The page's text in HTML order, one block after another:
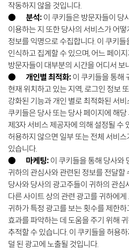
작동하지 않을 것입니다.
● 분석:이 쿠키들은 방문자들이 당
이용하는 지 또한 당사의 서비스가 어
정보를 익명으로 수집합니다. 이 쿠키
인식하고 집계할 수 있으며, 어느 페이
방문자들이 대부분의 시간을 어디서 보
● 개인별 최적화:이 쿠키들을 통해
현재 위치하고 있는 지역, 로그인 정보
강화된 기능과 개인 별로 최적화된 서비
쿠키들은 당사 또는 당사 페이지에 해
제3자 서비스 제공자에 의해 설정될 수
허용하지 않으면 일부 또는 전체 서비
있습니다.
● 마케팅:이 쿠키들을 통해 당사와
귀하의 관심사와 관련된 정보를 전달할
당사와 당사의 광고주들이 귀하의 관심
다른 사이트 상의 관련 광고를 귀하에
귀하가 특정 광고를 보는 횟수를 제한
효과를 파악하는 데 도움을 주기 위해
추적할 수 있습니다. 이 쿠키들을 허용
덜 된 광고에 노출될 것입니다.